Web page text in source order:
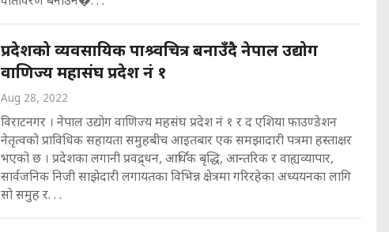
प्रदेशको व्यवसायिक पाश्र्वचित्र बनाउँदै नेपाल उद्योग
वाणिज्य महासंघ प्रदेश नं १
Aug 28, 2022
विराटनगर । नेपाल उद्योग वाणिज्य महसंघ प्रदेश नं १ र द एशिया फाउण्डेशन
नेतृत्वको प्राविधिक सहायता समुहबीच आइतबार एक समझादारी पत्रमा हस्ताक्षर
भएको छ । प्रदेशका लगानी प्रवद्र्धन, आर्थिक बृद्धि, आन्तरिक र वाह्यव्यापार,
सार्वजनिक निजी साझेदारी लगायतका विभिन्न क्षेत्रमा गरिरहेका अध्ययनका लागि
सो समुह र. . .